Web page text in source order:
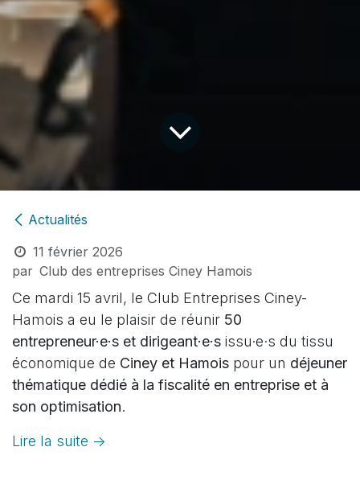
Actualités
11 février 2026
par Club des entreprises Ciney Hamois
Ce mardi 15 avril, le Club Entreprises Ciney-
Hamois a eu le plaisir de réunir 50
entrepreneur·e·s et dirigeant·e·s issu·e·s du tissu
économique de Ciney et Hamois pour un déjeuner
thématique dédié à la fiscalité en entreprise et à
son optimisation.
Lire la suite ->